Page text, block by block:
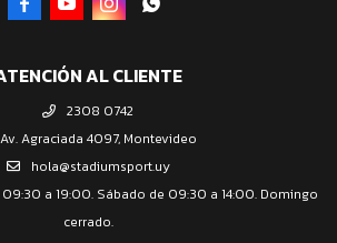
AL CLIENTE
2308 0742
Av. Agraciada 4097, Montevideo
hola@stadiumsport.uy
09:30 a 19:00. Sábado de 09:30 a 14:00. Domingo
cerrado.